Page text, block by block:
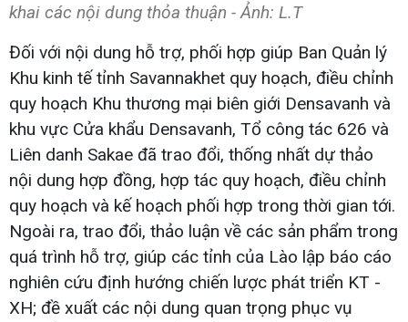
khai các nội dung thỏa thuận - Ảnh: L.T
Đối với nội dung hỗ trợ, phối hợp giúp Ban Quản lý
Khu kinh tế tỉnh Savannakhet quy hoạch, điều chỉnh
quy hoạch Khu thương mại biên giới Densavanh và
khu vực Cửa khẩu Densavanh, Tổ công tác 626 và
Liên danh Sakae đã trao đổi, thống nhất dự thảo
nội dung hợp đồng, hợp tác quy hoạch, điều chỉnh
quy hoạch và kế hoạch phối hợp trong thời gian tới.
Ngoài ra, trao đổi, thảo luận về các sản phẩm trong
quá trình hỗ trợ, giúp các tỉnh của Lào lập báo cáo
nghiên cứu định hướng chiến lược phát triển KT -
XH; đề xuất các nội dung quan trọng phục vụ